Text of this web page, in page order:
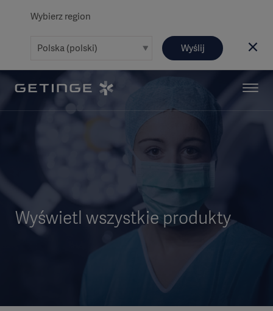
Wybierz region
Wyślij
Wyświetl wszystkie produkty